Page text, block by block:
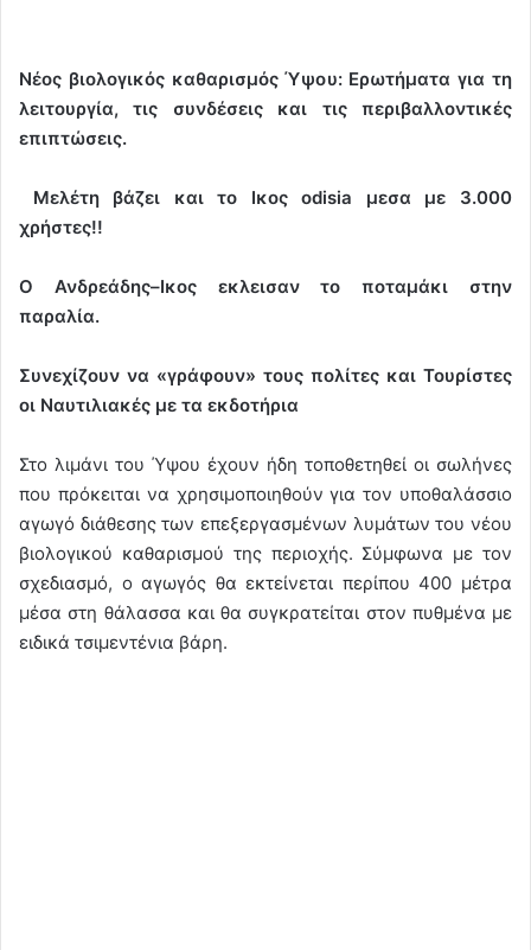
Νέος βιολογικός καθαρισμός Ύψου: Ερωτήματα για τη
λειτουργία, τις συνδέσεις και τις περιβαλλοντικές
επιπτώσεις.
Μελέτη βάζει και το Ικοςodisia
μεσα με 3.000
χρήστες!!
Ο Ανδρεάδης–Ικος εκλεισαν το ποταμάκι στην
παραλία.
Συνεχίζουν να «γράφουν» τους πολίτες και Τουρίστες
οι Ναυτιλιακές με τα εκδοτήρια
Στο λιμάνι του Ύψου έχουν ήδη τοποθετηθεί οι σωλήνες
που πρόκειται να χρησιμοποιηθούν για τον υποθαλάσσιο
αγωγό διάθεσης των επεξεργασμένων λυμάτων του νέου
βιολογικού καθαρισμού της περιοχής. Σύμφωνα με τον
σχεδιασμό, ο αγωγός θα εκτείνεται περίπου 400 μέτρα
μέσα στη θάλασσα και θα συγκρατείται στον πυθμένα με
ειδικά τσιμεντένια βάρη.